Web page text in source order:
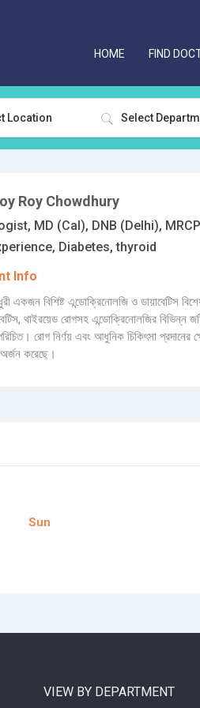
HOME FIND
Location Select
Roy Chowdhury
MD (Cal), DNB (Delhi), MRCP
Diabetes, thyroid
Info
একজন বিশিষ্ট এন্ডোক্রিনোলজি ও ডায়াবেটিস
থাইরয়েড রোগসহ এন্ডোক্রিনোলজির বিভিন্ন
রোগ নির্ণয় এবং আধুনিক চিকিৎসা প্রদানের
করেছে।
Sun
VIEW BY DEPARTMENT